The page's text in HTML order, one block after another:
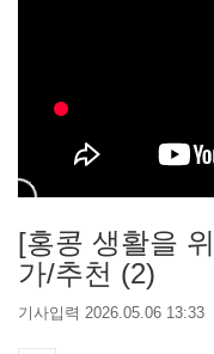
[홍콩 생활을
가/추천 (2)
기사입력 2026.05.06 13:33